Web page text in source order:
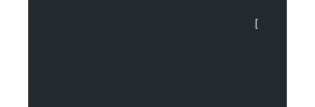
				[